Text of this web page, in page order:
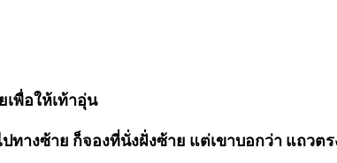
เพื่อให้เท้าอุ่น
ทางซ้าย ก็จองที่นั่งฝั่งซ้าย แต่เขาบอกว่า แถว